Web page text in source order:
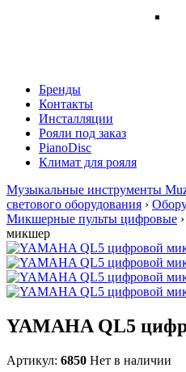
Бренды
Контакты
Инсталляции
Рояли под заказ
PianoDisc
Климат для рояля
Музыкальные инструменты
светового оборудования ›
Микшерные пульты цифровые ›
микшер
YAMAHA QL5
Артикул: 6850 Нет в наличии